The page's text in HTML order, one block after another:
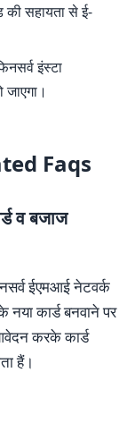
सहायता से ई-
इंस्टा
Faqs
व बजाज
ईएमआई नेटवर्क
नया कार्ड बनवाने पर
करके कार्ड
हैं।